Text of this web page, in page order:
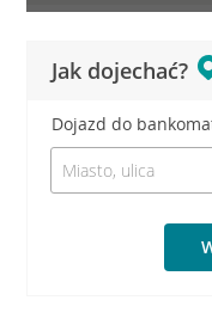
Jak dojechać?
Dojazd do